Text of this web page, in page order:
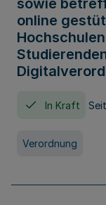
sowie
online
In Kraft
Verordnung